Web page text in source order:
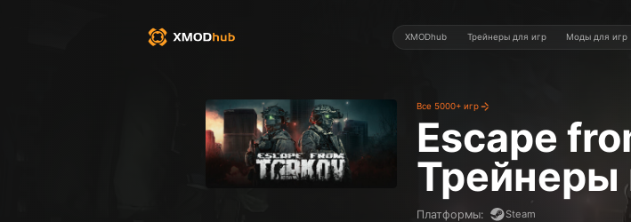
XMODhub Трейнеры для игр Моды для игр
Все 5000+ игр
Escape
Платформы: Steam